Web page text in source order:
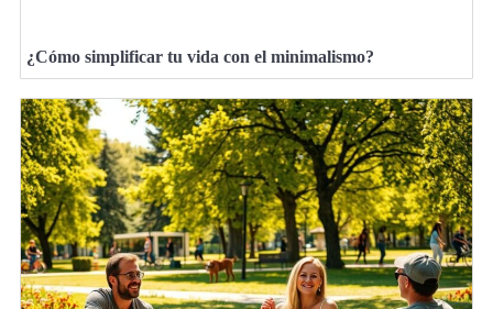
¿Cómo simplificar tu vida con el minimalismo?